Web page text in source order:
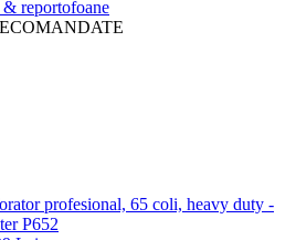
& reportofoane
profesional, 65 coli, heavy duty -
P652